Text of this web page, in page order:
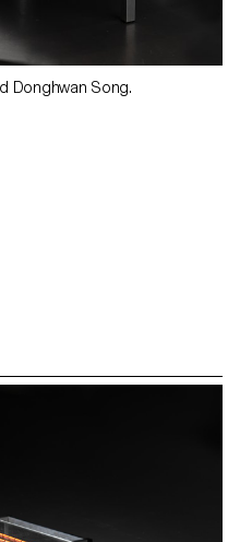
Donghwan Song.